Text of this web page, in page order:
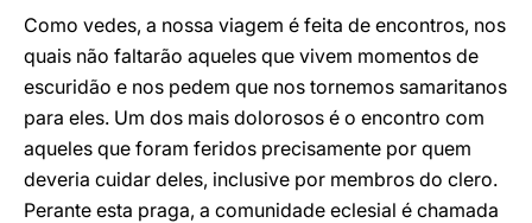
Como vedes, a nossa viagem é feita de encontros, nos
quais não faltarão aqueles que vivem momentos de
escuridão e nos pedem que nos tornemos samaritanos
para eles. Um dos mais dolorosos é o encontro com
aqueles que foram feridos precisamente por quem
deveria cuidar deles, inclusive por membros do clero.
Perante esta praga, a comunidade eclesial é chamada